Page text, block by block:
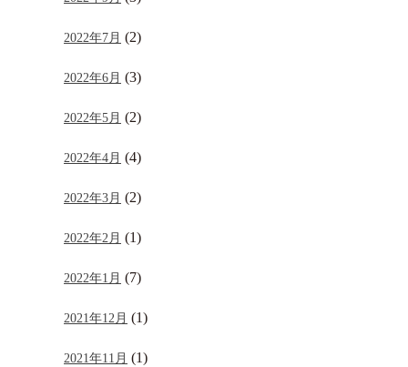
2022年7月 (2)
2022年6月 (3)
2022年5月 (2)
2022年4月 (4)
2022年3月 (2)
2022年2月 (1)
2022年1月 (7)
2021年12月 (1)
2021年11月 (1)